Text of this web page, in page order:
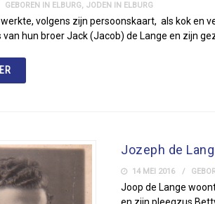
GEBOREN IN ELBURG, JODEN IN ELBURG
volgens zijn persoonskaart, als kok en
hun broer Jack (Jacob) de Lange en zijn
Jozeph de
14 MEI 2016
Joop de Lange